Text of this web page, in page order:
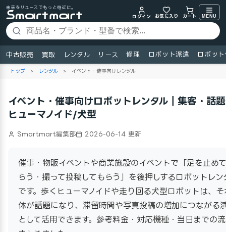
未来をリユースでもっと身近に。
ログイン
お気に入り カート MENU
中古販売 買取 レンタル リース 修理 ロボット派遣 ロボッ
トップ > レンタル > イベント・催事向けレンタル
イベント・催事向けロボットレンタル｜集客・話
ヒューマノイド/犬型
Smartmart編集部 2026-06-14 更新
催事・物販イベントや商業施設のイベントで「足を止め
らう・撮って投稿してもらう」を後押しするロボットレン
です。歩くヒューマノイドや走り回る犬型ロボットは、
体が話題になり、滞留時間や写真投稿の増加につながる
として活用できます。参考料金・対応機種・当日までの